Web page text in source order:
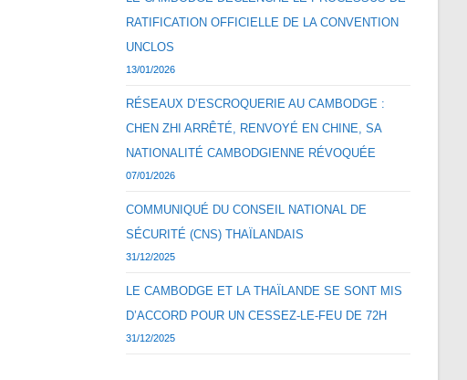
RATIFICATION OFFICIELLE DE LA CONVENTION
UNCLOS
13/01/2026
RÉSEAUX D’ESCROQUERIE AU CAMBODGE :
CHEN ZHI ARRÊTÉ, RENVOYÉ EN CHINE, SA
NATIONALITÉ CAMBODGIENNE RÉVOQUÉE
07/01/2026
COMMUNIQUÉ DU CONSEIL NATIONAL DE
SÉCURITÉ (CNS) THAÏLANDAIS
31/12/2025
LE CAMBODGE ET LA THAÏLANDE SE SONT MIS
D’ACCORD POUR UN CESSEZ-LE-FEU DE 72H
31/12/2025